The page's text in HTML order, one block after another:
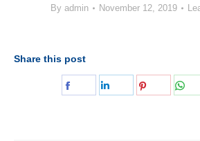
By admin November 12, 2019
Share this post
Share
Share
Share